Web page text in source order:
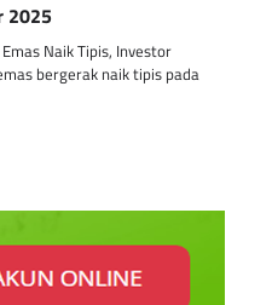
2025
Naik Tipis, Investor
bergerak naik tipis pada